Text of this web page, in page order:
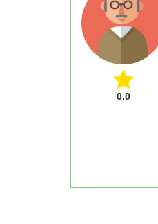
0.0